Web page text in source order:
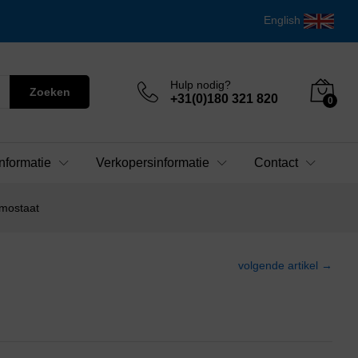
English
Zoeken
Hulp nodig?
+31(0)180 321 820 0
Verkopersinformatie Contact
volgende artikel →